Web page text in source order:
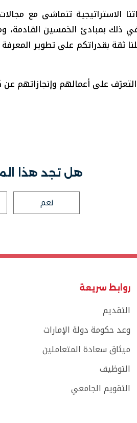
تتماشى مع مجالات
ثقة بقدراتكم على تطوير
على أعمالهم وإنجازاتهم
هل تجد هذا
نعم
روابط سريعة
التقديم
وعد حكومة دولة الإمارات
ميثاق سعادة المتعاملين
التوظيف
التقويم الجامعي